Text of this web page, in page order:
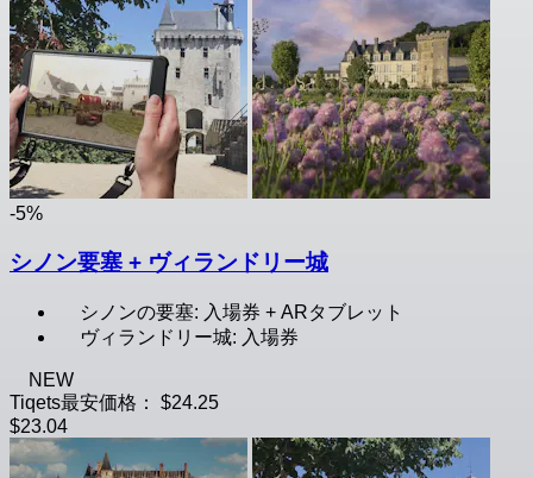
-5%
シノン要塞 + ヴィランドリー城
シノンの要塞: 入場券 + ARタブレット
ヴィランドリー城: 入場券
NEW
Tiqets最安価格：
$24.25
$23.04